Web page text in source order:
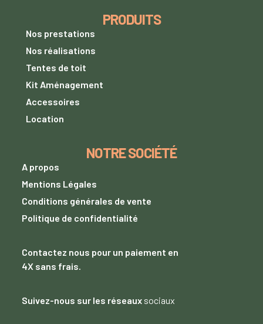
PRODUITS
Nos prestations
Nos réalisations
Tentes de toit
Kit Aménagement
Accessoires
Location
NOTRE SOCIÉTÉ
A propos
Mentions Légales
Conditions générales de vente
Politique de confidentialité
Contactez nous pour un paiement en
4X sans frais.
Suivez-nous sur les réseaux sociaux